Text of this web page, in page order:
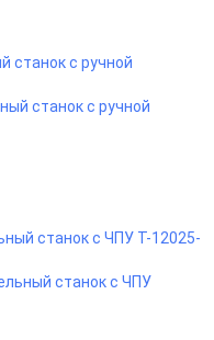
станок с ручной
станок с ЧПУ Т-12025-